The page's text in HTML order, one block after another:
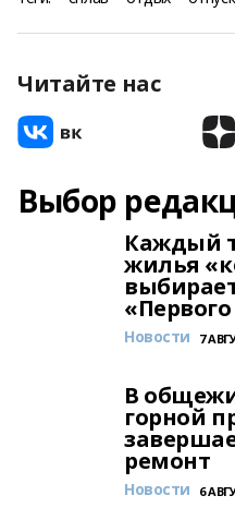
Читайте нас
Выбор
Каждый
жилья
Новости 7
В
горной
ремонт
Новости 6